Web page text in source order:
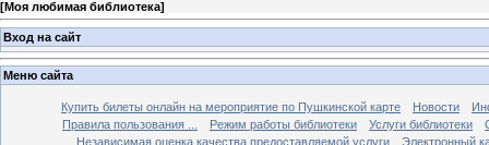
[Моя любимая библиотека]
Вход на сайт
Меню сайта
Купить билеты онлайн на мероприятие по Пушкинской карте Новости
Правила пользования ...
Режим работы библиотеки Услуги библиотеки
Независимая оценка качества предоставляемой услуги
Электронный